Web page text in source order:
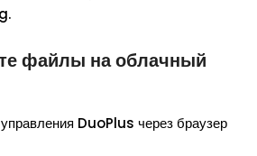
файлы на облачный
DuoPlus через браузер